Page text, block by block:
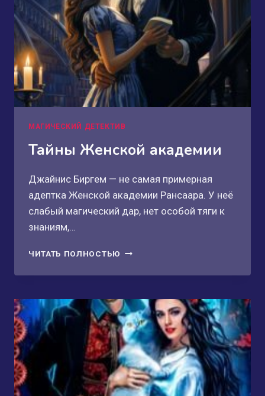
МАГИЧЕСКИЙ ДЕТЕКТИВ
Тайны Женской академии
Джайнис Биргем — не самая примерная
адептка Женской академии Рансаара. У неё
слабый магический дар, нет особой тяги к
знаниям,…
ЧИТАТЬ ПОЛНОСТЬЮ ТАЙНЫ
АКАДЕМИИ